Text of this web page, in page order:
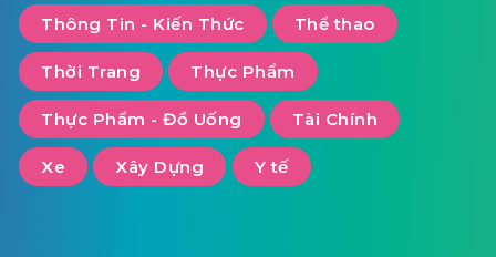
Thông Tin - Kiến Thức Thể thao
Thời Trang Thực Phẩm
Thực Phẩm - Đồ Uống Tài Chính
Xe Xây Dựng Y tế